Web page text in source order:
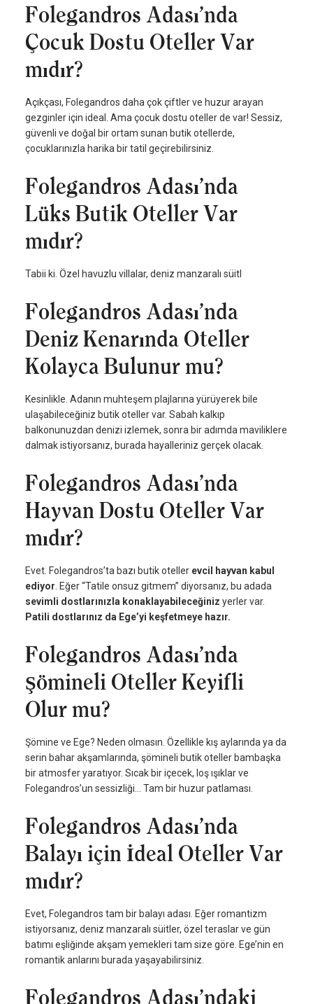
Folegandros Adası’nda
Çocuk Dostu Oteller Var
mıdır?
Açıkçası, Folegandros daha çok çiftler ve huzur arayan
gezginler için ideal. Ama çocuk dostu oteller de var! Sessiz,
güvenli ve doğal bir ortam sunan butik otellerde,
çocuklarınızla harika bir tatil geçirebilirsiniz.
Folegandros Adası’nda
Lüks Butik Oteller Var
mıdır?
Tabii ki. Özel havuzlu villalar, deniz manzaralı süitl
Folegandros Adası’nda
Deniz Kenarında Oteller
Kolayca Bulunur mu?
Kesinlikle. Adanın muhteşem plajlarına yürüyerek bile
ulaşabileceğiniz butik oteller var. Sabah kalkıp
balkonunuzdan denizi izlemek, sonra bir adımda maviliklere
dalmak istiyorsanız, burada hayalleriniz gerçek olacak.
Folegandros Adası’nda
Hayvan Dostu Oteller Var
mıdır?
Evet. Folegandros’ta bazı butik oteller evcil hayvan kabul
ediyor . Eğer “Tatile onsuz gitmem” diyorsanız, bu adada
sevimli dostlarınızla konaklayabileceğiniz yerler var.
Patili dostlarınız da Ege’yi keşfetmeye hazır.
Folegandros Adası’nda
Şömineli Oteller Keyifli
Olur mu?
Şömine ve Ege? Neden olmasın. Özellikle kış aylarında ya da
serin bahar akşamlarında, şömineli butik oteller bambaşka
bir atmosfer yaratıyor. Sıcak bir içecek, loş ışıklar ve
Folegandros’un sessizliği… Tam bir huzur patlaması.
Folegandros Adası’nda
Balayı için İdeal Oteller Var
mıdır?
Evet, Folegandros tam bir balayı adası. Eğer romantizm
istiyorsanız, deniz manzaralı süitler, özel teraslar ve gün
batımı eşliğinde akşam yemekleri tam size göre. Ege’nin en
romantik anlarını burada yaşayabilirsiniz.
Folegandros Adası’ndaki